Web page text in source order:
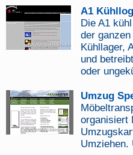
A1
Die A1
der
Kühllager,
und
oder
Umzug
organisiert